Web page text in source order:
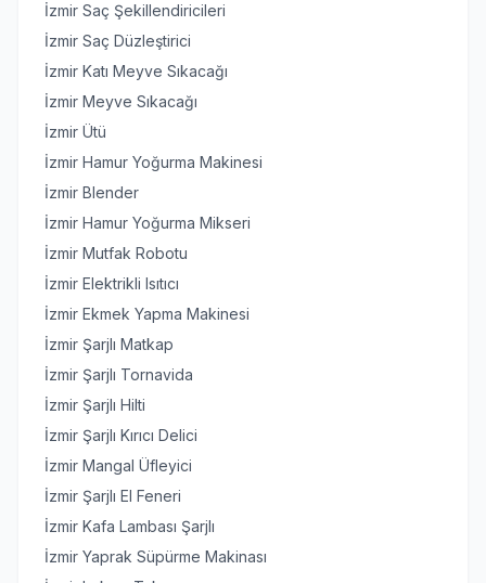
İzmir Saç Şekillendiricileri
İzmir Saç Düzleştirici
İzmir Katı Meyve Sıkacağı
İzmir Meyve Sıkacağı
İzmir Ütü
İzmir Hamur Yoğurma Makinesi
İzmir Blender
İzmir Hamur Yoğurma Mikseri
İzmir Mutfak Robotu
İzmir Elektrikli Isıtıcı
İzmir Ekmek Yapma Makinesi
İzmir Şarjlı Matkap
İzmir Şarjlı Tornavida
İzmir Şarjlı Hilti
İzmir Şarjlı Kırıcı Delici
İzmir Mangal Üfleyici
İzmir Şarjlı El Feneri
İzmir Kafa Lambası Şarjlı
İzmir Yaprak Süpürme Makinası